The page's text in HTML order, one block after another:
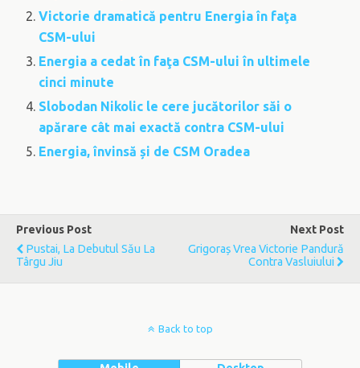
Victorie dramatică pentru Energia în faţa
CSM-ului
Energia a cedat în faţa CSM-ului în ultimele
cinci minute
Slobodan Nikolic le cere jucătorilor săi o
apărare cât mai exactă contra CSM-ului
Energia, învinsă și de CSM Oradea
Previous Post
Pustai, La Debutul Său La
Târgu Jiu
Next Post
Grigoraș Vrea Victorie Pandură
Contra Vasluiului
Back to top